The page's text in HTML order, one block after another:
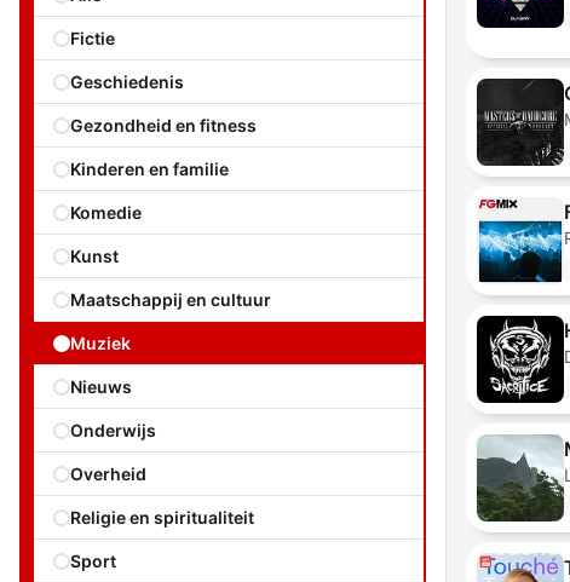
Fictie
Geschiedenis
Gezondheid en fitness
Kinderen en familie
Komedie
Kunst
Maatschappij en cultuur
Muziek
Nieuws
Onderwijs
Overheid
Religie en spiritualiteit
Sport